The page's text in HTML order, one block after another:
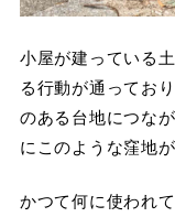
小屋が建っている
る行動が通ってお
のある台地につな
にこのような窪地が
かつて何に使われ